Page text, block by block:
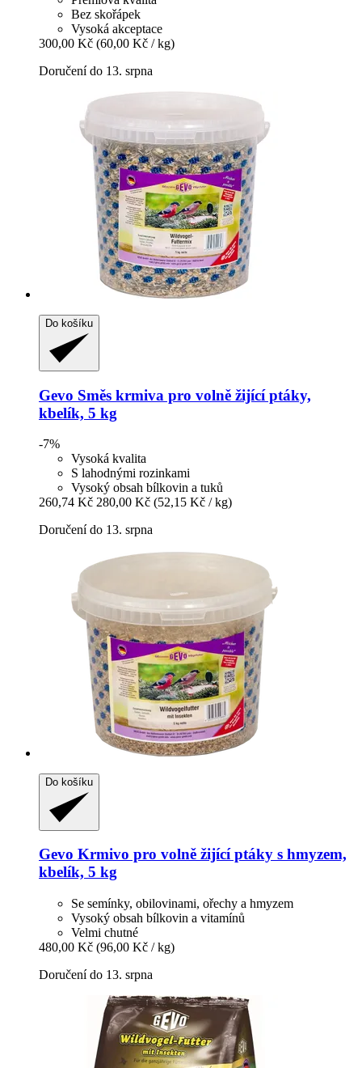
Bez skořápek
Vysoká akceptace
300,00 Kč (60,00 Kč / kg)
Doručení do 13. srpna
Do košíku
Gevo Směs krmiva pro volně žijící ptáky,
kbelík, 5 kg
-7%
Vysoká kvalita
S lahodnými rozinkami
Vysoký obsah bílkovin a tuků
260,74 Kč 280,00 Kč (52,15 Kč / kg)
Doručení do 13. srpna
Do košíku
Gevo Krmivo pro volně žijící ptáky s hmyzem,
kbelík, 5 kg
Se semínky, obilovinami, ořechy a hmyzem
Vysoký obsah bílkovin a vitamínů
Velmi chutné
480,00 Kč (96,00 Kč / kg)
Doručení do 13. srpna